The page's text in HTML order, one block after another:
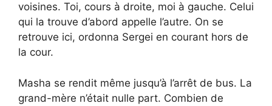
voisines. Toi, cours à droite, moi à gauche. Celui
qui la trouve d’abord appelle l’autre. On se
retrouve ici, ordonna Sergei en courant hors de
la cour.
Masha se rendit même jusqu’à l’arrêt de bus. La
grand-mère n’était nulle part. Combien de